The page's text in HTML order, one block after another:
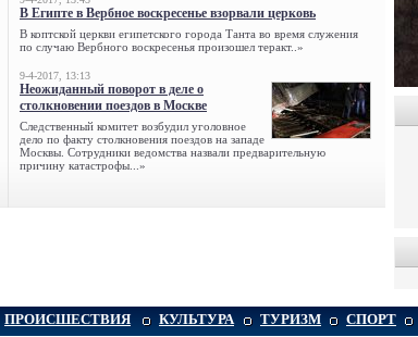
В Египте в Вербное воскресенье взорвали церковь
В коптской церкви египетского города Танта во время служения
по случаю Вербного воскресенья произошел теракт..»
9-4-2017, 13:13
Неожиданный поворот в деле о
столкновении поездов в Москве
Следственный комитет возбудил уголовное
дело по факту столкновения поездов на западе
Москвы. Сотрудники ведомства назвали предварительную
причину катастрофы...»
ПРОИСШЕСТВИЯ КУЛЬТУРА ТУРИЗМ СПОРТ